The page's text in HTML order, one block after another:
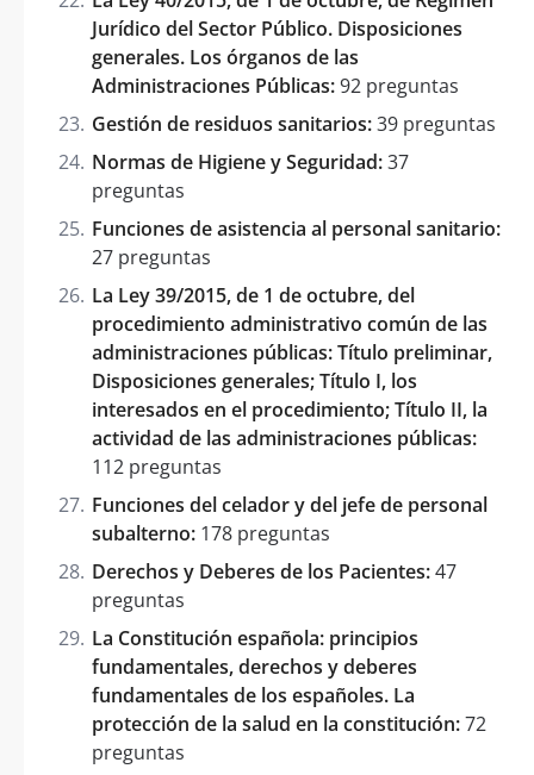
Jurídico del Sector Público. Disposiciones
generales. Los órganos de las
Administraciones Públicas:92 preguntas
Gestión de residuos sanitarios:39 preguntas
Normas de Higiene y Seguridad:37
preguntas
Funciones de asistencia al personal sanitario:
27 preguntas
La Ley 39/2015, de 1 de octubre, del
procedimiento administrativo común de las
administraciones públicas: Título preliminar,
Disposiciones generales; Título I, los
interesados en el procedimiento; Título II, la
actividad de las administraciones públicas:
112 preguntas
Funciones del celador y del jefe de personal
subalterno: 178 preguntas
Derechos y Deberes de los Pacientes:47
preguntas
La Constitución española: principios
fundamentales, derechos y deberes
fundamentales de los españoles. La
protección de la salud en la constitución:72
preguntas